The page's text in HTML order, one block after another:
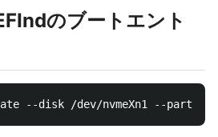
のブートエント